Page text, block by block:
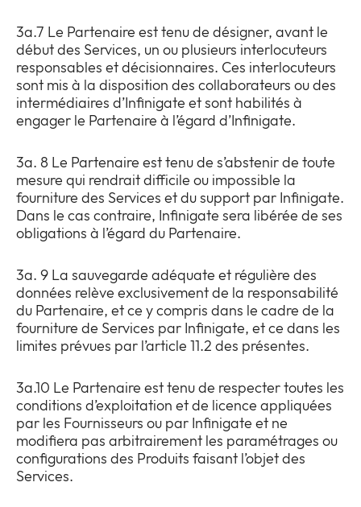
3a.7 Le Partenaire est tenu de désigner, avant le
début des Services, un ou plusieurs interlocuteurs
responsables et décisionnaires. Ces interlocuteurs
sont mis à la disposition des collaborateurs ou des
intermédiaires d’Infinigate et sont habilités à
engager le Partenaire à l’égard d’Infinigate.
3a. 8 Le Partenaire est tenu de s’abstenir de toute
mesure qui rendrait difficile ou impossible la
fourniture des Services et du support par Infinigate.
Dans le cas contraire, Infinigate sera libérée de ses
obligations à l’égard du Partenaire.
3a. 9 La sauvegarde adéquate et régulière des
données relève exclusivement de la responsabilité
du Partenaire, et ce y compris dans le cadre de la
fourniture de Services par Infinigate, et ce dans les
limites prévues par l’article 11.2 des présentes.
3a.10 Le Partenaire est tenu de respecter toutes les
conditions d’exploitation et de licence appliquées
par les Fournisseurs ou par Infinigate et ne
modifiera pas arbitrairement les paramétrages ou
configurations des Produits faisant l’objet des
Services.